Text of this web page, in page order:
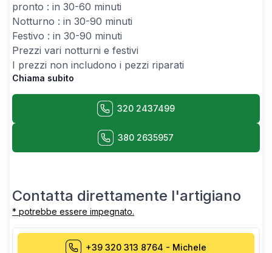
pronto : in 30-60 minuti
Notturno : in 30-90 minuti
Festivo : in 30-90 minuti
Prezzi vari notturni e festivi
I prezzi non includono i pezzi riparati
Chiama subito
320 2437499
380 2635957
Contatta direttamente l'artigiano
* potrebbe essere impegnato.
+39 320 313 8764 - Michele